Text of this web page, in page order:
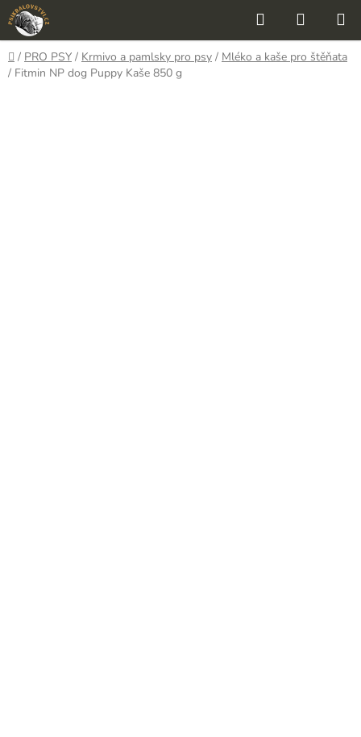
Přejít
na
obsah
Hledat
KOŠÍK
Domů
/ PRO PSY / Krmivo a pamlsky pro psy / Mléko a kaše pro štěňata
/ Fitmin NP dog Puppy Kaše 850 g